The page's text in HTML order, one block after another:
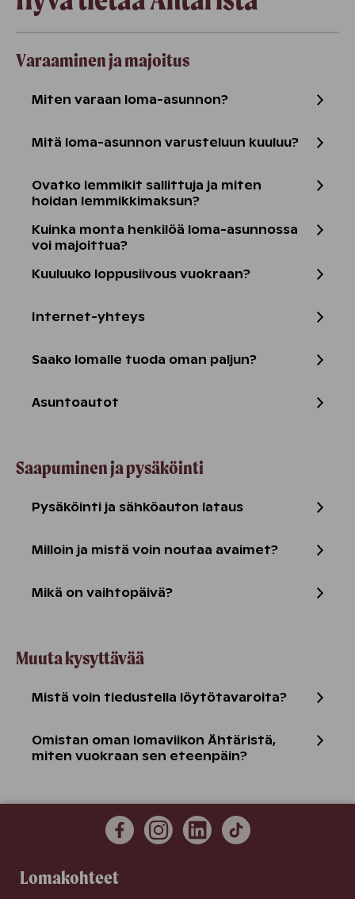
Varaaminen ja majoitus
Miten varaan loma-asunnon?
Mitä loma-asunnon varusteluun kuuluu?
Ovatko lemmikit sallittuja ja miten
hoidan lemmikkimaksun?
Kuinka monta henkilöä loma-asunnossa
voi majoittua?
Kuuluuko loppusiivous vuokraan?
Internet-yhteys
Saako lomalle tuoda oman paljun?
Asuntoautot
Saapuminen ja pysäköinti
Pysäköinti ja sähköauton lataus
Milloin ja mistä voin noutaa avaimet?
Mikä on vaihtopäivä?
Muuta kysyttävää
Mistä voin tiedustella löytötavaroita?
Omistan oman lomaviikon Ähtäristä,
miten vuokraan sen eteenpäin?
Lomakohteet